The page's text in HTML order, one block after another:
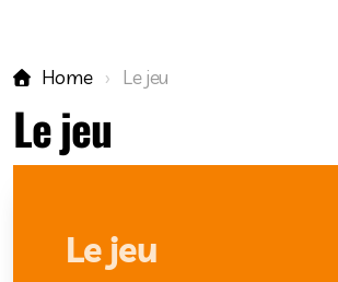
Home Le jeu
Le jeu
Le jeu